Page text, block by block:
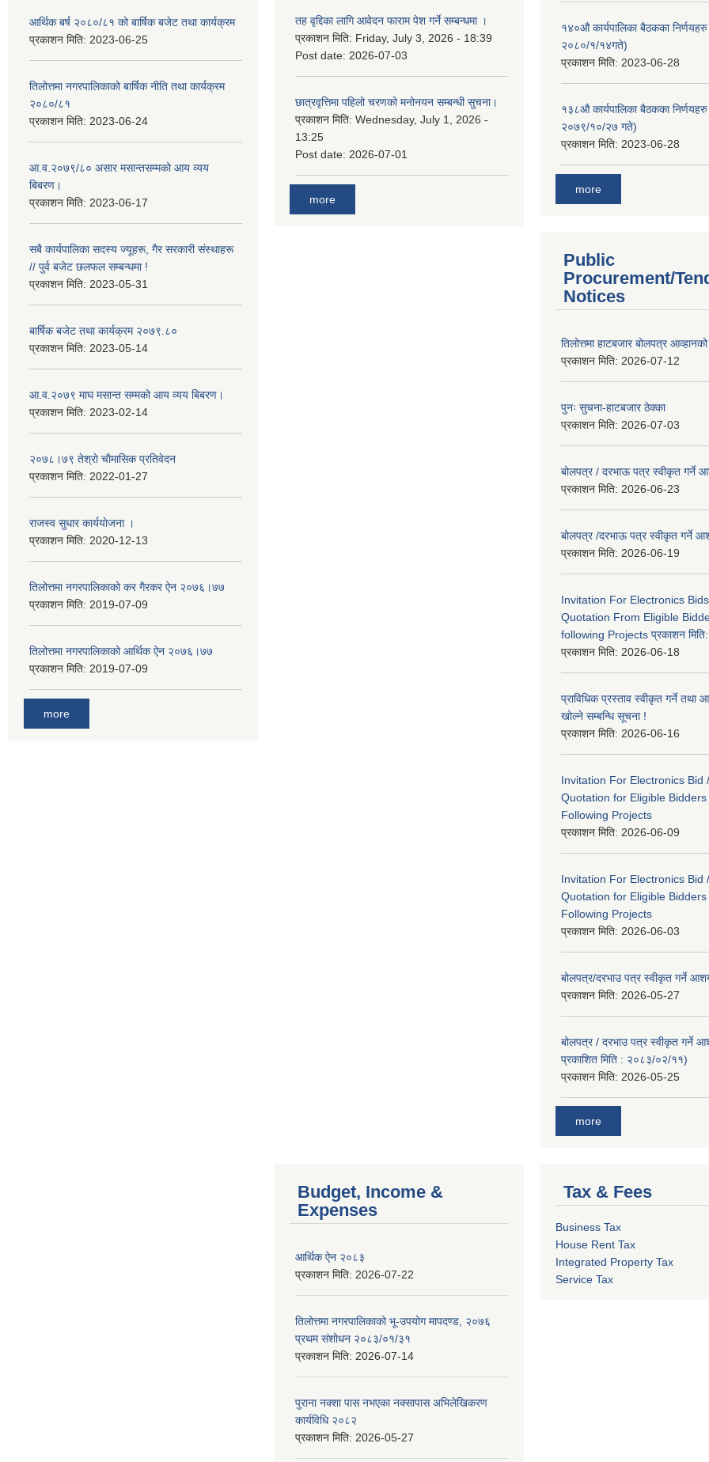
आर्थिक बर्ष २०८०/८१ को बार्षिक बजेट तथा कार्यक्रम
प्रकाशन मिति: 2023-06-25
तिलोत्तमा नगरपालिकाको बार्षिक नीति तथा कार्यक्रम
२०८०/८१
प्रकाशन मिति: 2023-06-24
आ.व.२०७९/८० असार मसान्तसम्मको आय व्यय
बिबरण।
प्रकाशन मिति: 2023-06-17
सबै कार्यपालिका सदस्य ज्यूहरू, गैर सरकारी संस्थाहरू
// पुर्व बजेट छलफल सम्बन्धमा !
प्रकाशन मिति: 2023-05-31
बार्षिक बजेट तथा कार्यक्रम २०७९.८०
प्रकाशन मिति: 2023-05-14
आ.व.२०७९ माघ मसान्त सम्मको आय व्यय बिबरण।
प्रकाशन मिति: 2023-02-14
२०७८।७९ तेश्राे चाैमासिक प्रतिवेदन
प्रकाशन मिति: 2022-01-27
राजस्व सुधार कार्ययाेजना ।
प्रकाशन मिति: 2020-12-13
तिलोत्तमा नगरपालिकाको कर गैरकर ऐन २०७६।७७
प्रकाशन मिति: 2019-07-09
तिलोत्तमा नगरपालिकाको आर्थिक ऐन २०७६।७७
प्रकाशन मिति: 2019-07-09
more
तह वृद्दिका लागि आवेदन फाराम पेश गर्ने सम्बन्धमा ।
प्रकाशन मिति: Friday, July 3, 2026 - 18:39
Post date: 2026-07-03
छात्रवृत्तिमा पहिलो चरणको मनोनयन सम्बन्धी सुचना।
प्रकाशन मिति: Wednesday, July 1, 2026 -
13:25
Post date: 2026-07-01
more
१४०औ कार्यपालिका बैठकका निर्णयहरु
२०८०/१/१४गते)
प्रकाशन मिति: 2023-06-28
१३८औ कार्यपालिका बैठकका निर्णयहरु
२०७९/१०/२७ गते)
प्रकाशन मिति: 2023-06-28
more
Public
Procurement/
Notices
तिलोत्तमा हाटबजार बोलपत्र
प्रकाशन मिति: 2026-07-12
पुनः सुचना-हाटबजार ठेक्का
प्रकाशन मिति: 2026-07-03
बोलपत्र / दरभाऊ पत्र स्वीकृत गर्ने
प्रकाशन मिति: 2026-06-23
बोलपत्र /दरभाऊ पत्र स्वीकृत गर्ने
प्रकाशन मिति: 2026-06-19
Invitation For Electronics
Quotation From Eligible
following Projects प्रकाशन
प्रकाशन मिति: 2026-06-18
प्राविधिक प्रस्ताव स्वीकृत गर्ने तथा
खोल्ने सम्बन्धि सूचना !
प्रकाशन मिति: 2026-06-16
Invitation For Electronics Bid
Quotation for Eligible
Following Projects
प्रकाशन मिति: 2026-06-09
Invitation For Electronics Bid
Quotation for Eligible
Following Projects
प्रकाशन मिति: 2026-06-03
बोलपत्र/दरभाउ पत्र स्वीकृत गर्ने
प्रकाशन मिति: 2026-05-27
बोलपत्र / दरभाउ पत्र स्वीकृत गर्ने
प्रकाशित मिति : २०८३/०२/११)
प्रकाशन मिति: 2026-05-25
more
Budget, Income &
Expenses
आर्थिक ऐन २०८३
प्रकाशन मिति: 2026-07-22
तिलोत्तमा नगरपालिकाको भू-उपयोग मापदण्ड, २०७६
प्रथम संशोधन २०८३/०१/३१
प्रकाशन मिति: 2026-07-14
पुराना नक्शा पास नभएका नक्सापास अभिलेखिकरण
कार्यविधि २०८२
प्रकाशन मिति: 2026-05-27
Tax & Fees
Business Tax
House Rent Tax
Integrated Property Tax
Service Tax